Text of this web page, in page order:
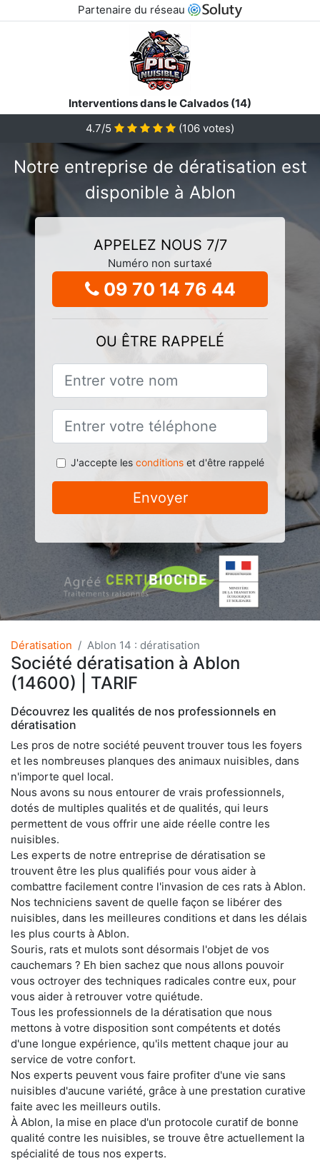
Partenaire du réseau
Interventions dans le Calvados (14)
4.7/5
(106 votes)
Notre entreprise de dératisation est
disponible à Ablon
APPELEZ NOUS 7/7
Numéro non surtaxé
09 70 14 76 44
OU ÊTRE RAPPELÉ
J'accepte les conditionset d'être rappelé
Envoyer
Dératisation Ablon 14 : dératisation
Société dératisation à Ablon
(14600) | TARIF
Découvrez les qualités de nos professionnels en
dératisation
Les pros de notre société peuvent trouver tous les foyers
et les nombreuses planques des animaux nuisibles, dans
n'importe quel local.
Nous avons su nous entourer de vrais professionnels,
dotés de multiples qualités et de qualités, qui leurs
permettent de vous offrir une aide réelle contre les
nuisibles.
Les experts de notre entreprise de dératisation se
trouvent être les plus qualifiés pour vous aider à
combattre facilement contre l'invasion de ces rats à Ablon.
Nos techniciens savent de quelle façon se libérer des
nuisibles, dans les meilleures conditions et dans les délais
les plus courts à Ablon.
Souris, rats et mulots sont désormais l'objet de vos
cauchemars ? Eh bien sachez que nous allons pouvoir
vous octroyer des techniques radicales contre eux, pour
vous aider à retrouver votre quiétude.
Tous les professionnels de la dératisation que nous
mettons à votre disposition sont compétents et dotés
d'une longue expérience, qu'ils mettent chaque jour au
service de votre confort.
Nos experts peuvent vous faire profiter d'une vie sans
nuisibles d'aucune variété, grâce à une prestation curative
faite avec les meilleurs outils.
À Ablon, la mise en place d'un protocole curatif de bonne
qualité contre les nuisibles, se trouve être actuellement la
spécialité de tous nos experts.